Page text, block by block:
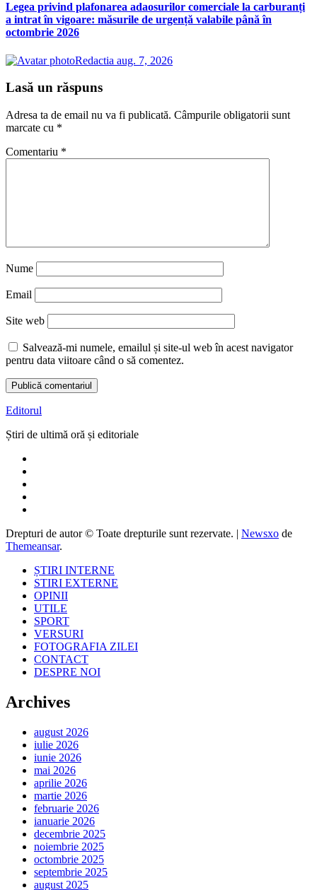
Legea privind plafonarea adaosurilor comerciale la carburanți
a intrat în vigoare: măsurile de urgență valabile până în
octombrie 2026
Redactia aug. 7, 2026
Lasă un răspuns
Adresa ta de email nu va fi publicată. Câmpurile obligatorii sunt
marcate cu *
Comentariu *
Nume
Email
Site web
Salvează-mi numele, emailul și site-ul web în acest navigator
pentru data viitoare când o să comentez.
Editorul
Știri de ultimă oră și editoriale
Drepturi de autor © Toate drepturile sunt rezervate. | Newsxo de
Themeansar.
ȘTIRI INTERNE
STIRI EXTERNE
OPINII
UTILE
SPORT
VERSURI
FOTOGRAFIA ZILEI
CONTACT
DESPRE NOI
Archives
august 2026
iulie 2026
iunie 2026
mai 2026
aprilie 2026
martie 2026
februarie 2026
ianuarie 2026
decembrie 2025
noiembrie 2025
octombrie 2025
septembrie 2025
august 2025